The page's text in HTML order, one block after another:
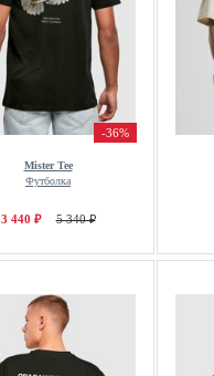
-36%
Mister Tee
Футболка
3 440 ₽ 5 340 ₽